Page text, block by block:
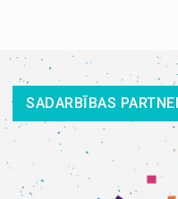
SADARBĪBAS